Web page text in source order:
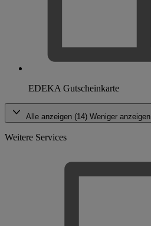
EDEKA Gutscheinkarte
Alle anzeigen (14) Weniger anzeigen
Weitere Services